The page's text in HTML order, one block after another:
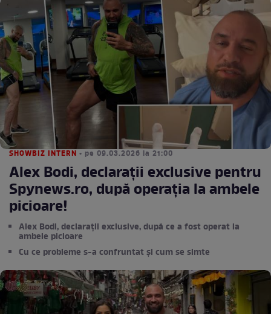
SHOWBIZ INTERN • pe 09.03.2026 la 21:00
Alex Bodi, declarații exclusive pentru
Spynews.ro, după operația la ambele
picioare!
Alex Bodi, declarații exclusive, după ce a fost operat la
ambele picioare
Cu ce probleme s-a confruntat și cum se simte